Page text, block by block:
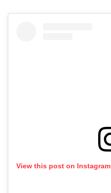
View this post on Instagram